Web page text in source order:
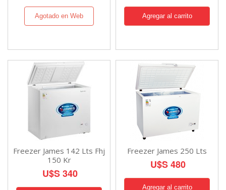
Agotado en Web
Freezer James 142 Lts Fhj
150 Kr
U$S 340
Freezer James 250 Lts
U$S 480